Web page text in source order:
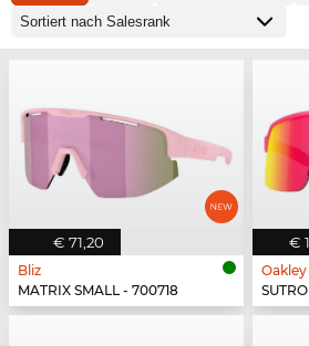
€ 71,20
Bliz
MATRIX SMALL - 700718
€
Oakley